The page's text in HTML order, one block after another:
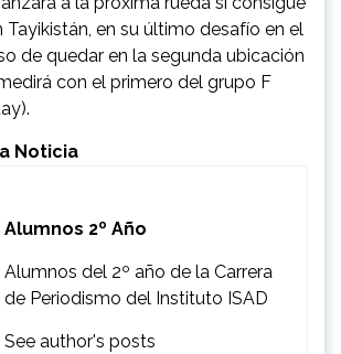
en su último desafío en el
de quedar en la segunda ubicación
con el primero del grupo F
Noticia
Alumnos 2º Año
Alumnos del 2º año de la Carrera
de Periodismo del Instituto ISAD
See author's posts